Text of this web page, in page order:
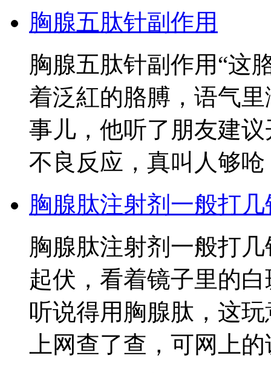
胸腺五肽针副作用
胸腺五肽针副作用“这
着泛紅的胳膊，语气
事儿，他听了朋友建
不良反应，真叫人够呛
胸腺肽注射剂一般打几
胸腺肽注射剂一般打
起伏，看着镜子里的
听说得用胸腺肽，这
上网查了查，可网上